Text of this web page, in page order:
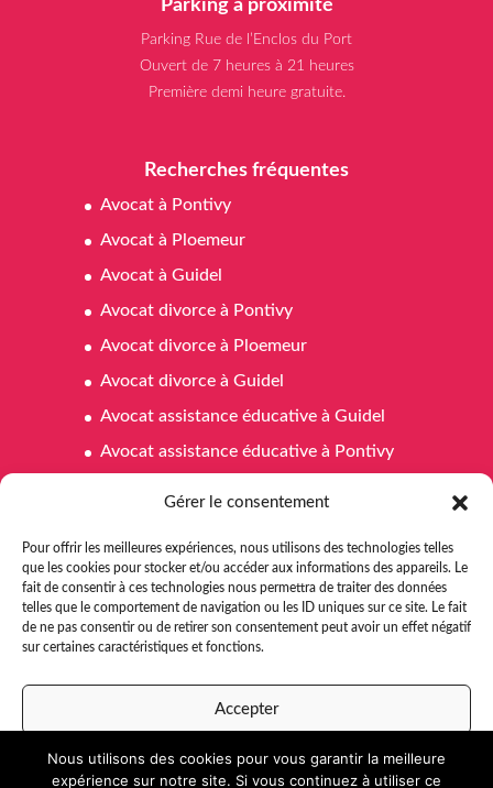
Gérer le consentement
Pour offrir les meilleures expériences, nous utilisons des technologies telles
que les cookies pour stocker et/ou accéder aux informations des appareils. Le
fait de consentir à ces technologies nous permettra de traiter des données
telles que le comportement de navigation ou les ID uniques sur ce site. Le fait
de ne pas consentir ou de retirer son consentement peut avoir un effet négatif
sur certaines caractéristiques et fonctions.
Accepter
Refuser
Parking à proximité
Parking Rue de l’Enclos du Port
Ouvert de 7 heures à 21 heures
Première demi heure gratuite.
Recherches fréquentes
Avocat à Pontivy
Avocat à Ploemeur
Avocat à Guidel
Avocat divorce à Pontivy
Avocat divorce à Ploemeur
Avocat divorce à Guidel
Avocat assistance éducative à Guidel
Avocat assistance éducative à Pontivy
Avocat affaires familiales à Ploemeur
Avocat affaires familiales à Guidel
Avocat aide juridictionnelle Pontivy
Nous utilisons des cookies pour vous garantir la meilleure
expérience sur notre site. Si vous continuez à utiliser ce